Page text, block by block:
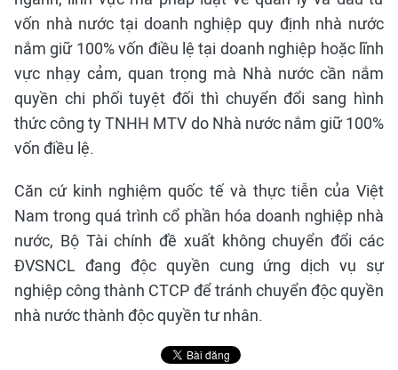
vốn nhà nước tại doanh nghiệp quy định nhà nước
nắm giữ 100% vốn điều lệ tại doanh nghiệp hoặc lĩnh
vực nhạy cảm, quan trọng mà Nhà nước cần nắm
quyền chi phối tuyệt đối thì chuyển đổi sang hình
thức công ty TNHH MTV do Nhà nước nắm giữ 100%
vốn điều lệ.
Căn cứ kinh nghiệm quốc tế và thực tiễn của Việt
Nam trong quá trình cổ phần hóa doanh nghiệp nhà
nước, Bộ Tài chính đề xuất không chuyển đổi các
ĐVSNCL đang độc quyền cung ứng dịch vụ sự
nghiệp công thành CTCP để tránh chuyển độc quyền
nhà nước thành độc quyền tư nhân.